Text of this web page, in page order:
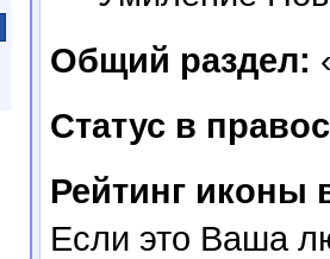
Общий раздел:
Статус в
Рейтинг иконы
Если это Ваша